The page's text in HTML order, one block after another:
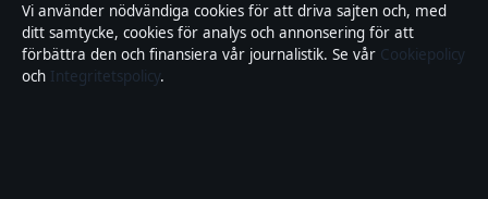
Kändisar & integritet
Integritetspolicy
Vi använder nödvändiga cookies för att driva sajten och, med
ditt samtycke, cookies för analys och annonsering för att
förbättra den och finansiera vår journalistik. Se vår Cookiepolicy
och Integritetspolicy.